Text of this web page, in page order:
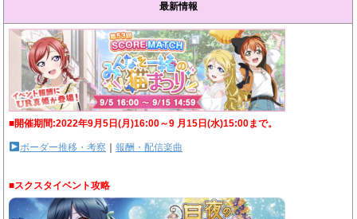
最新情報
■開催期間:2022年9月5日(月)16:00～9 月15日(水)15:00まで。
ボーダー推移・考察 ｜報酬・配信楽曲
■スクスタイベント攻略